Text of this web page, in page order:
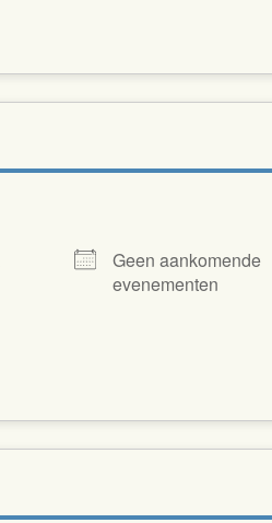
Geen aankomende
evenementen